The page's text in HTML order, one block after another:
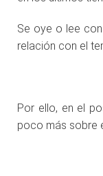
Se oye o lee
relación con el
Por ello, en el
poco más sobre